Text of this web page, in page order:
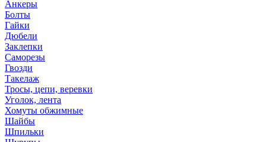
Анкеры
Болты
Гайки
Дюбели
Заклепки
Саморезы
Гвозди
Такелаж
Тросы, цепи, веревки
Уголок, лента
Хомуты обжимные
Шайбы
Шпильки